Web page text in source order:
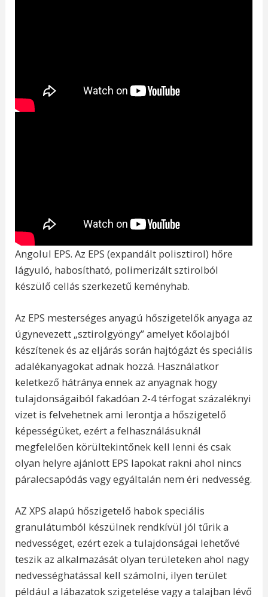
Angolul EPS. Az EPS (expandált polisztirol) hőre
lágyuló, habosítható, polimerizált sztirolból
készülő cellás szerkezetű keményhab.
Az EPS mesterséges anyagú hőszigetelők anyaga az
úgynevezett „sztirolgyöngy” amelyet kőolajból
készítenek és az eljárás során hajtógázt és speciális
adalékanyagokat adnak hozzá. Használatkor
keletkező hátránya ennek az anyagnak hogy
tulajdonságaiból fakadóan 2-4 térfogat százaléknyi
vizet is felvehetnek ami lerontja a hőszigetelő
képességüket, ezért a felhasználásuknál
megfelelően körültekintőnek kell lenni és csak
olyan helyre ajánlott EPS lapokat rakni ahol nincs
páralecsapódás vagy egyáltalán nem éri nedvesség.
AZ XPS alapú hőszigetelő habok speciális
granulátumból készülnek rendkívül jól tűrik a
nedvességet, ezért ezek a tulajdonságai lehetővé
teszik az alkalmazását olyan területeken ahol nagy
nedvességhatással kell számolni, ilyen terület
például a lábazatok szigetelése vagy a talajban lévő